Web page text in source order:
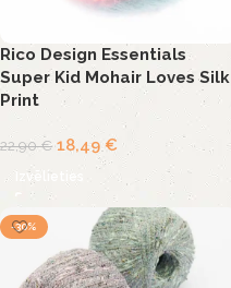
Rico Design Essentials
Super Kid Mohair Loves Silk
Print
22,90€ 18,49 €
Izvēlieties
-30%